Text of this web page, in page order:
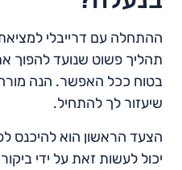
ההתחלה עם דרייבלי
תהליך פשוט שנועד להפוך
בטוח ככל האפשר. הנה
שיעזור לך להתחיל.
הצעד הראשון הוא להיכנס
יכול לעשות זאת על ידי